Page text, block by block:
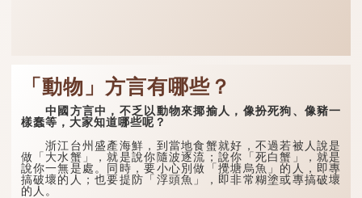
「動物」方言有哪些？
中國方言中，不乏以動物來揶揄人，像扮死狗、像豬一
樣蠢等，大家知道哪些呢？
浙江台州盛產海鮮，到當地食蟹就好，不過若被人說是
做「大水蟹」，就是說你隨波逐流；說你「死白蟹」，就是
說你一無是處。同時，要小心別做「攪塘烏魚」的人，即專
搞破壞的人；也要提防「浮頭魚」，即非常糊塗或專搞破壞
的人。